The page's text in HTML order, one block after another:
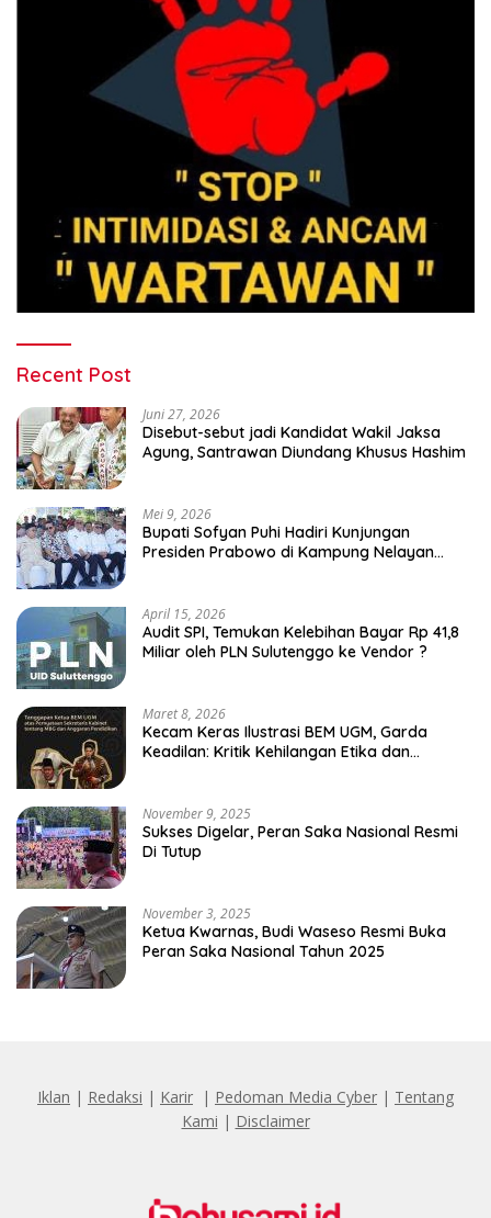
Recent Post
Juni 27, 2026
Disebut-sebut jadi Kandidat Wakil Jaksa
Agung, Santrawan Diundang Khusus Hashim
Mei 9, 2026
Bupati Sofyan Puhi Hadiri Kunjungan
Presiden Prabowo di Kampung Nelayan
April 15, 2026
Audit SPI, Temukan Kelebihan Bayar Rp 41,8
Miliar oleh PLN Sulutenggo ke Vendor ?
Maret 8, 2026
Kecam Keras Ilustrasi BEM UGM, Garda
Keadilan: Kritik Kehilangan Etika dan
November 9, 2025
Sukses Digelar, Peran Saka Nasional Resmi
Di Tutup
November 3, 2025
Ketua Kwarnas, Budi Waseso Resmi Buka
Peran Saka Nasional Tahun 2025
Iklan | Redaksi | Karir | Pedoman Media Cyber | Tentang
Kami | Disclaimer